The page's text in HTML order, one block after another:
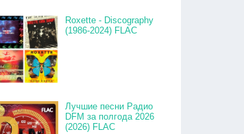
Roxette - Discography
(1986-2024) FLAC
Лучшие песни Радио
DFM за полгода 2026
(2026) FLAC